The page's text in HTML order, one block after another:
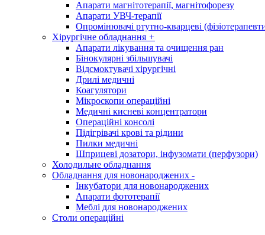
Апарати магнітотерапії, магнітофорезу
Апарати УВЧ-терапії
Опромінювачі ртутно-кварцеві
Хірургічне обладнання +
Апарати лікування та очищення ран
Бінокулярні збільшувачі
Відсмоктувачі хірургічні
Дрилі медичні
Коагулятори
Мікроскопи операційні
Медичні кисневі концентратори
Операційні консолі
Підігрівачі крові та рідини
Пилки медичні
Шприцеві дозатори, інфузомати (перфузори)
Холодильне обладнання
Обладнання для новонароджених -
Інкубатори для новонароджених
Апарати фототерапії
Меблі для новонароджених
Столи операційні